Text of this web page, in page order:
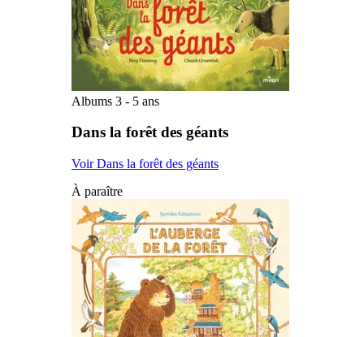
Albums 3 - 5 ans
Dans la forêt des géants
Voir Dans la forêt des géants
À paraître